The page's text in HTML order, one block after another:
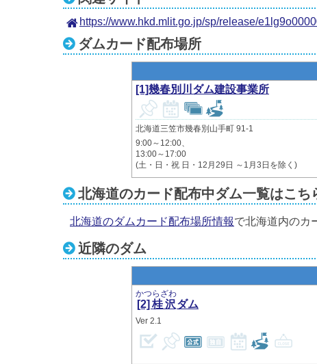
https://www.hkd.mlit.go.jp/sp/release/
ダムカード配布場所
[1]幾春別川ダム建設事業所
北海道三笠市幾春別山手町 91-1
9:00～12:00、
13:00～17:00
(土・日・祝 日・12月29日 ～1月3日を除く)
北海道のカード配布中ダム一覧はこち
北海道のダムカード配布場所情報で北海道内のカ
近隣のダム
[2]桂沢
かつらざわ
ダム
2.1